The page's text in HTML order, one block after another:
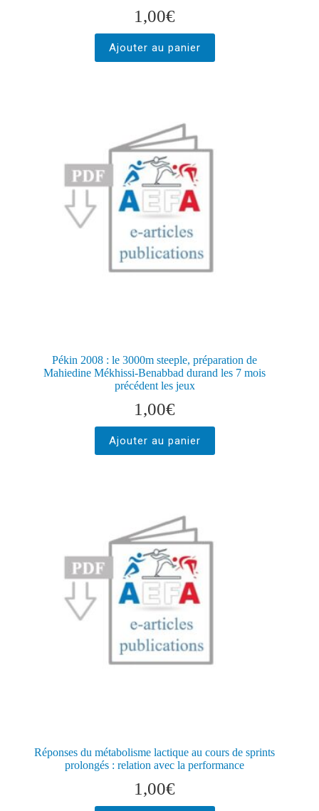
1,00€
Ajouter au panier
Pékin 2008 : le 3000m steeple, préparation de
Mahiedine Mékhissi-Benabbad durand les 7 mois
précédent les jeux
1,00€
Ajouter au panier
Réponses du métabolisme lactique au cours de sprints
prolongés : relation avec la performance
1,00€